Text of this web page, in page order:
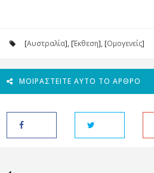
[Αυστραλία], [Έκθεση], [Ομογενείς]
ΜΟΙΡΑΣΤΕΊΤΕ ΑΥΤΌ ΤΟ ΆΡΘΡΟ